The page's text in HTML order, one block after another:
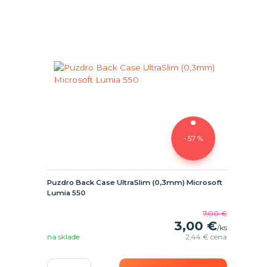
- 57 %
Puzdro Back Case UltraSlim (0,3mm) Microsoft
Lumia 550
7,00 €
3,00 €/ks
2,44 €cena
na sklade